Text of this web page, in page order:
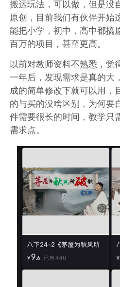
搬运玩法，可以做，但是没
原创，目前我们有伙伴开始
能把小学，初中，高中都搞
百万的项目，甚至更高。
以前对教师资料不熟悉，觉
一年后，发现需求是真的大
成的简单修改下就可以用，
的与买的没啥区别，为何要
件需要很长的时间，教学只
需求点。